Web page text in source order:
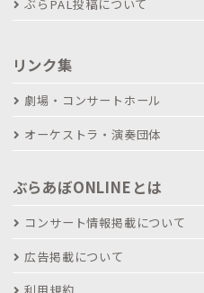
ぶらPAL投稿について
リンク集
劇場・コンサートホール
オーケストラ・演奏団体
ぶらあぼONLINEとは
コンサート情報掲載について
広告掲載について